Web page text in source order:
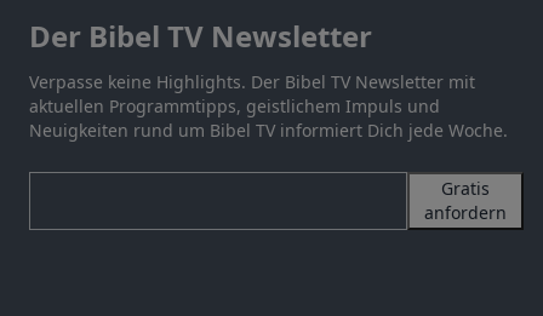
Der Bibel TV Newsletter
Verpasse keine Highlights. Der Bibel TV Newsletter mit
aktuellen Programmtipps, geistlichem Impuls und
Neuigkeiten rund um Bibel TV informiert Dich jede Woche.
Gratis
anfordern